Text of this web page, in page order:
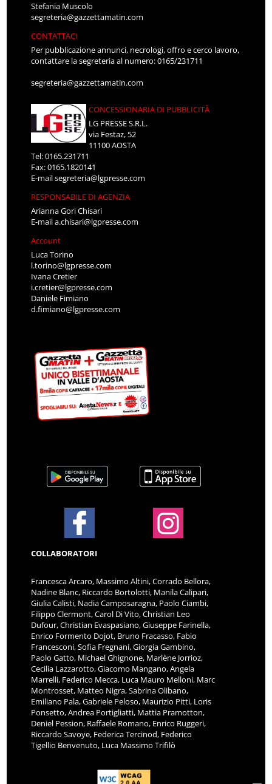
Stefania Muscolo
segreteria@gazzettamatin.com
CONTATTACI
Per pubblicazione annunci, necrologi, offro e cerco lavoro,
contattare la segreteria al numero: 0165/231711
segreteria@gazzettamatin.com
CONCESSIONARIA DI PUBBLICITÀ
LG PRESSE S.R.L.
via Festaz, 52
11100 AOSTA
Tel: 0165.231711
Fax: 0165.1820141
E-mailsegreteria@lgpresse.com
RESPONSABILE DI AGENZIA
Arianna Gori Chisari
E-maila.chisari@lgpresse.com
Account
Luca Torino
l.torino@lgpresse.com
Ivana Cretier
i.cretier@lgpresse.com
Daniele Fimiano
d.fimiano@lgpresse.com
COLLABORATORI
Francesca Arcaro, Massimo Altini, Corrado Bellora,
Nadine Blanc, Riccardo Bortolotti, Manila Calipari,
Giulia Calisti, Nadia Camposaragna, Paolo Ciambi,
Filippo Clermont, Carol Di Vito, Christian Leo
Dufour, Christian Evaspasiano, Giuseppe Farinella,
Enrico Formento Dojot, Bruno Fracasso, Fabio
Francesconi, Sofia Fregnani, Giorgia Gambino,
Paolo Gatto, Michael Ghignone, Marlène Jorrioz,
Cecilia Lazzarotto, Giacomo Mangano, Angela
Marrelli, Federico Mecca, Luca Mauro Melloni, Marc
Montrosset, Matteo Nigra, Sabrina Olibano,
Emiliano Pala, Gabriele Peloso, Maurizio Pitti, Loris
Ponsetto, Andrea Portigliatti, Mattia Pramotton,
Deniel Pession, Raffaele Romano, Enrico Ruggeri,
Riccardo Savoye, Federica Tercinod, Federico
Tigellio Benvenuto, Luca Massimo Trifilò